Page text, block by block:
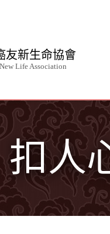
友新生命協會
Life Association
扣人